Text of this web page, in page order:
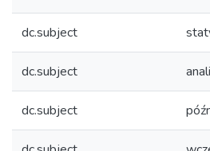
dc.subject
dc.subject
dc.subject